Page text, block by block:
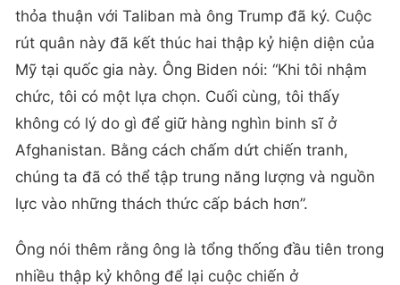
thỏa thuận với Taliban mà ông Trump đã ký. Cuộc
rút quân này đã kết thúc hai thập kỷ hiện diện của
Mỹ tại quốc gia này. Ông Biden nói: “Khi tôi nhậm
chức, tôi có một lựa chọn. Cuối cùng, tôi thấy
không có lý do gì để giữ hàng nghìn binh sĩ ở
Afghanistan. Bằng cách chấm dứt chiến tranh,
chúng ta đã có thể tập trung năng lượng và nguồn
lực vào những thách thức cấp bách hơn”.
Ông nói thêm rằng ông là tổng thống đầu tiên trong
nhiều thập kỷ không để lại cuộc chiến ở